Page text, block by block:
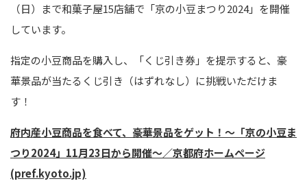
（日）まで和菓子屋15店舗で「京の小豆まつり2024」を開催
しています。
指定の小豆商品を購入し、「くじ引き券」を提示すると、豪
華景品が当たるくじ引き（はずれなし）に挑戦いただけま
す！
府内産小豆商品を食べて、豪華景品をゲット！～「京の小豆ま
つり2024」11月23日から開催～／京都府ホームページ
(pref.kyoto.jp)